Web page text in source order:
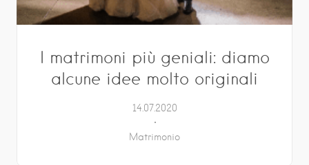
I matrimoni più geniali: diamo
alcune idee molto originali
14.07.2020
Matrimonio